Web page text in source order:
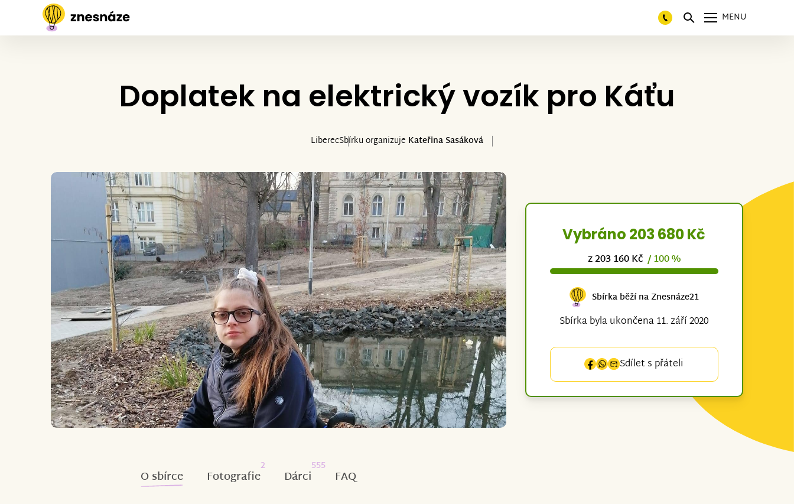
MENU
Doplatek na elektrický vozík pro Káťu
LiberecSbírku organizuje Kateřina Sasáková
Vybráno 203 680 Kč
z 203 160 Kč / 100 %
Sbírka běží na Znesnáze21
Sbírka byla ukončena 11. září 2020
Sdílet s přáteli
O sbírce Fotografie
2
Dárci
555
FAQ